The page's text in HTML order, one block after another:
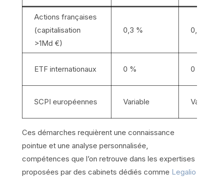
Actions françaises
(capitalisation
>1Md €)
0,3 % 0,4 %
ETF internationaux 0 % 0 %
SCPI européennes Variable Variable
Ces démarches requièrent une connaissance
pointue et une analyse personnalisée,
compétences que l’on retrouve dans les expertises
proposées par des cabinets dédiés comme Legalio